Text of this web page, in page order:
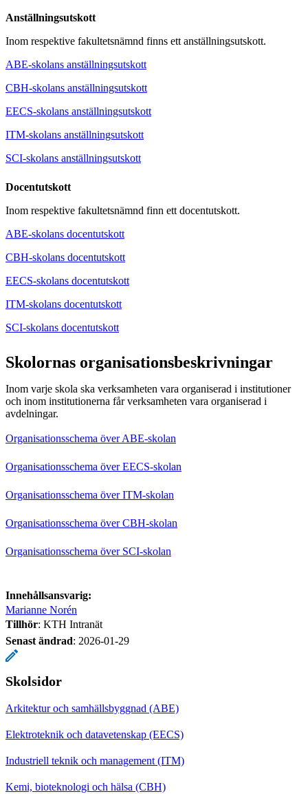
Anställningsutskott
Inom respektive fakultetsnämnd finns ett anställningsutskott.
ABE-skolans anställningsutskott
CBH-skolans anställningsutskott
EECS-skolans anställningsutskott
ITM-skolans anställningsutskott
SCI-skolans anställningsutskott
Docentutskott
Inom respektive fakultetsnämnd finn ett docentutskott.
ABE-skolans docentutskott
CBH-skolans docentutskott
EECS-skolans docentutskott
ITM-skolans docentutskott
SCI-skolans docentutskott
Skolornas organisationsbeskrivningar
Inom varje skola ska verksamheten vara organiserad i institutioner
och inom institutionerna får verksamheten vara organiserad i
avdelningar.
Organisationsschema över ABE-skolan
Organisationsschema över EECS-skolan
Organisationsschema över ITM-skolan
Organisationsschema över CBH-skolan
Organisationsschema över SCI-skolan
Innehållsansvarig:
Marianne Norén
Tillhör: KTH Intranät
Senast ändrad: 2026-01-29
Skolsidor
Arkitektur och samhällsbyggnad (ABE)
Elektroteknik och datavetenskap (EECS)
Industriell teknik och management (ITM)
Kemi, bioteknologi och hälsa (CBH)